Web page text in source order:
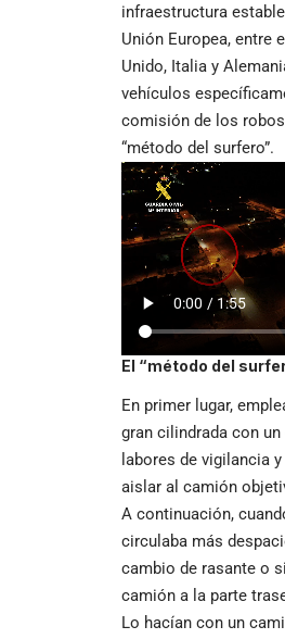
infraestructura
Unión Europea, entre
Unido, Italia y
vehículos
comisión de los
“método del surfero”.
El “método del
En primer lugar,
gran cilindrada con
labores de vigilancia
aislar al camión
A continuación,
circulaba más
cambio de rasante o
camión a la parte
Lo hacían con un